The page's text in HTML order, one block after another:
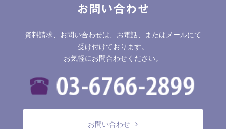
お問い合わせ
資料請求、お問い合わせは、お電話、またはメールにて
受け付けております。
お気軽にお問合わせください。
お問い合わせ